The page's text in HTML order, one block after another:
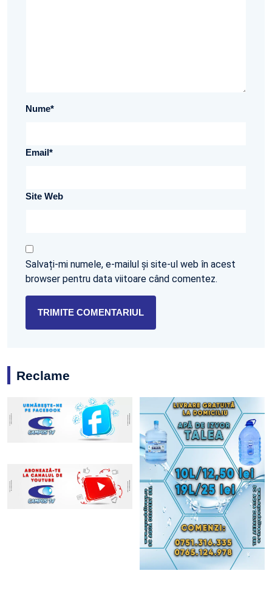
Nume*
Email*
Site Web
Salvați-mi numele, e-mailul și site-ul web în acest
browser pentru data viitoare când comentez.
Reclame